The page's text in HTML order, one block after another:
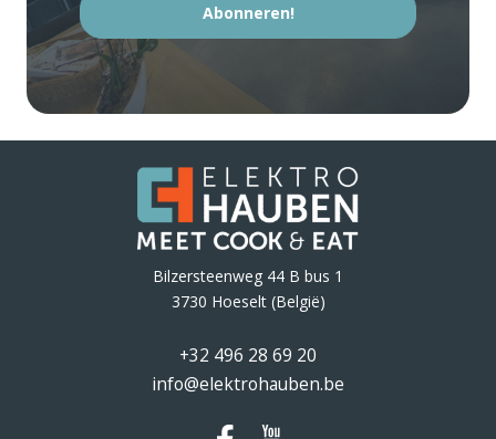
Abonneren!
Bilzersteenweg 44 B bus 1
3730 Hoeselt (België)
+32 496 28 69 20
info@elektrohauben.be